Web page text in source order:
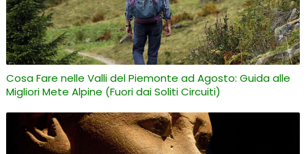
Cosa Fare nelle Valli del Piemonte ad Agosto: Guida alle
Migliori Mete Alpine (Fuori dai Soliti Circuiti)